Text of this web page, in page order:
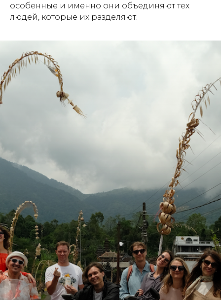
особенные и именно они объединяют тех
людей, которые их разделяют.